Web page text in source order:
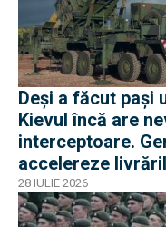
Deși a făcut pași
Kievul încă are
interceptoare.
accelereze
28 IULIE 2026